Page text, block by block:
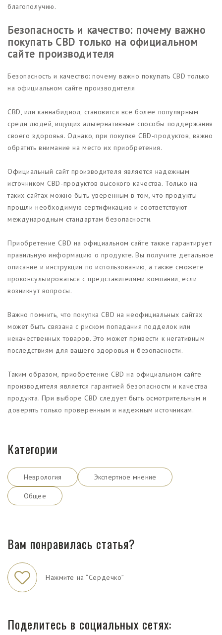
благополучию.
Безопасность и качество: почему важно
покупать CBD только на официальном
сайте производителя
Безопасность и качество: почему важно покупать CBD только
на официальном сайте производителя
CBD, или каннабидиол, становится все более популярным
среди людей, ищущих альтернативные способы поддержания
своего здоровья. Однако, при покупке CBD-продуктов, важно
обратить внимание на место их приобретения.
Официальный сайт производителя является надежным
источником CBD-продуктов высокого качества. Только на
таких сайтах можно быть уверенным в том, что продукты
прошли необходимую сертификацию и соответствуют
международным стандартам безопасности.
Приобретение CBD на официальном сайте также гарантирует
правильную информацию о продукте. Вы получите детальное
описание и инструкции по использованию, а также сможете
проконсультироваться с представителями компании, если
возникнут вопросы.
Важно помнить, что покупка CBD на неофициальных сайтах
может быть связана с риском попадания подделок или
некачественных товаров. Это может привести к негативным
последствиям для вашего здоровья и безопасности.
Таким образом, приобретение CBD на официальном сайте
производителя является гарантией безопасности и качества
продукта. При выборе CBD следует быть осмотрительным и
доверять только проверенным и надежным источникам.
Категории
Неврология Экспертное мнение
Общее
Вам понравилась статья?
Нажмите на “Сердечко”
Поделитесь в социальных сетях: